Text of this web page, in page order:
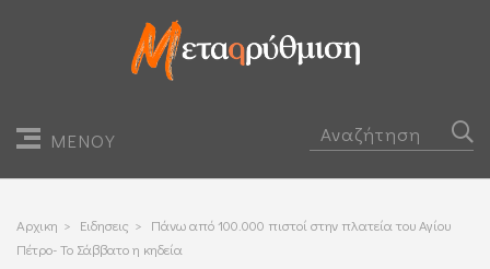
ΜΕΝΟΥ
Αρχικη > Ειδησεις > Πάνω από 100.000 πιστοί στην πλατεία του Αγίου
Πέτρο- Το Σάββατο η κηδεία